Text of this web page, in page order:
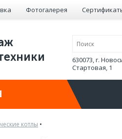
Фотогалерея
630073, г.
Стартовая, 1
котлы •